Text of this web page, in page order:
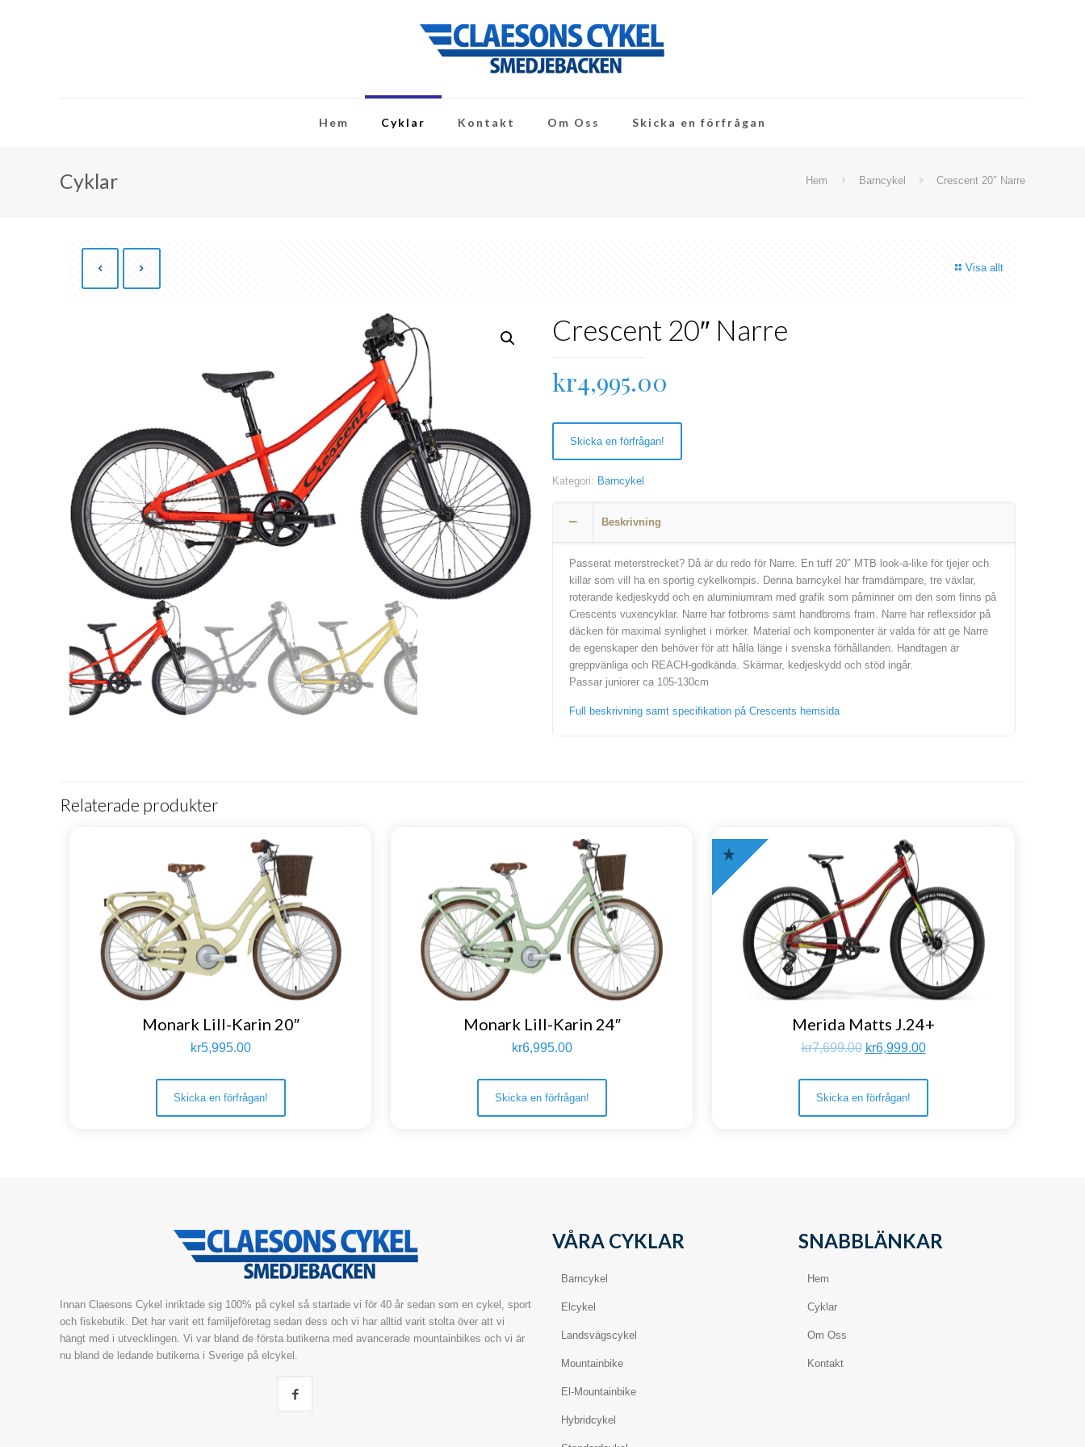
Hem Cyklar Kontakt Om Oss Skicka en förfrågan
Cyklar Hem Barncykel Crescent 20″ Narre
Visa allt
Crescent 20″ Narre
kr4,995.00
Skicka en förfrågan!
Kategori: Barncykel
Beskrivning
Passerat meterstrecket? Då är du redo för Narre. En tuff 20″ MTB look-a-like för tjejer och
killar som vill ha en sportig cykelkompis. Denna barncykel har framdämpare, tre växlar,
roterande kedjeskydd och en aluminiumram med grafik som påminner om den som finns på
Crescents vuxencyklar. Narre har fotbroms samt handbroms fram. Narre har reflexsidor på
däcken för maximal synlighet i mörker. Material och komponenter är valda för att ge Narre
de egenskaper den behöver för att hålla länge i svenska förhållanden. Handtagen är
greppvänliga och REACH-godkända. Skärmar, kedjeskydd och stöd ingår.
Passar juniorer ca 105-130cm
Full beskrivning samt specifikation på Crescents hemsida
Relaterade produkter
Monark Lill-Karin 20″
kr5,995.00
Skicka en förfrågan!
Monark Lill-Karin 24″
kr6,995.00
Skicka en förfrågan!
Merida Matts J.24+
kr7,699.00 kr6,999.00
Skicka en förfrågan!
Innan Claesons Cykel inriktade sig 100% på cykel så startade vi för 40 år sedan som en cykel, sport
och fiskebutik. Det har varit ett familjeföretag sedan dess och vi har alltid varit stolta över att vi
hängt med i utvecklingen. Vi var bland de första butikerna med avancerade mountainbikes och vi är
nu bland de ledande butikerna i Sverige på elcykel.
VÅRA CYKLAR
Barncykel
Elcykel
Landsvägscykel
Mountainbike
El-Mountainbike
Hybridcykel
SNABBLÄNKAR
Hem
Cyklar
Om Oss
Kontakt